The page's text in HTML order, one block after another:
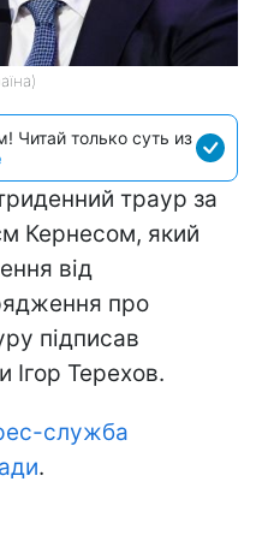
Читай только суть из
траур за
Кернесом, який
від
про
підписав
Ігор Терехов.
служба
.